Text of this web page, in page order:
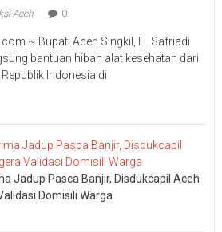
Aceh 0
~ Bupati Aceh Singkil, H. Safriadi
bantuan hibah alat kesehatan dari
Indonesia di
Jadup Pasca Banjir, Disdukcapil Aceh
Domisili Warga